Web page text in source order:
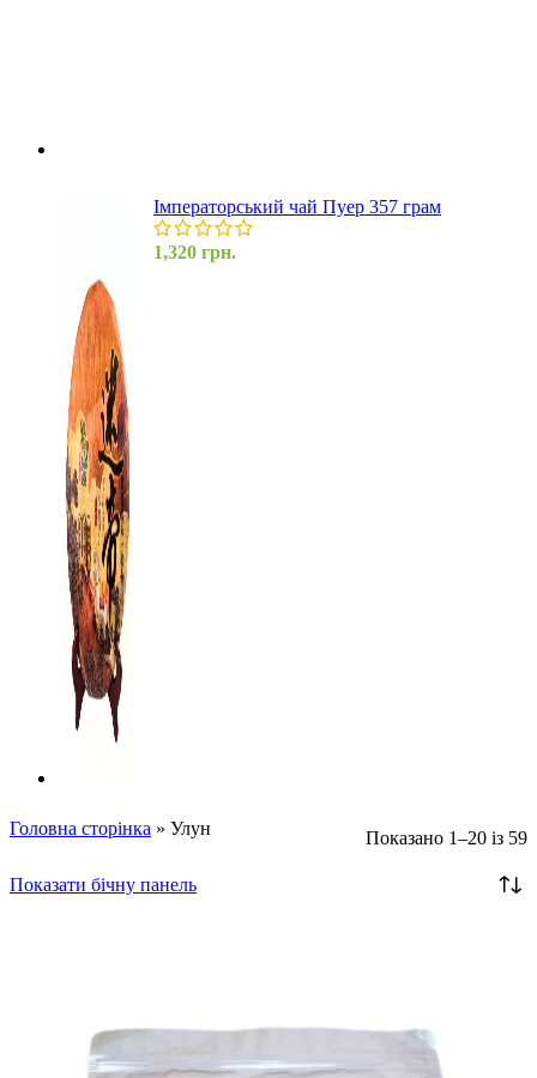
Імператорський чай Пуер 357 грам
1,320 грн.
Головна сторінка » Улун Показано 1–20 із 59
Показати бічну панель